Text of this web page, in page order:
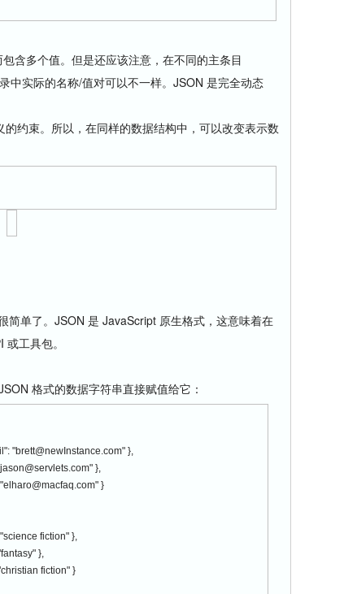
含多个值。但是还应该注意，在不同的主条目
中实际的名称/值对可以不一样。JSON 是完全动态
约束。所以，在同样的数据结构中，可以改变表示数
单了。JSON 是 JavaScript 原生格式，这意味着在
工具包。
格式的数据字符串直接赋值给它：
"brett@newInstance.com" },
},
}
fiction" },
},
fiction" }